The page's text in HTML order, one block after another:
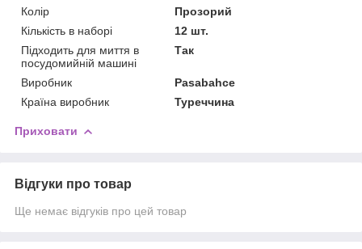
Колір
Прозорий
Кількість в наборі
12 шт.
Підходить для миття в
посудомийній машині
Так
Виробник
Pasabahce
Країна виробник
Туреччина
Приховати
Відгуки про товар
Ще немає відгуків про цей товар